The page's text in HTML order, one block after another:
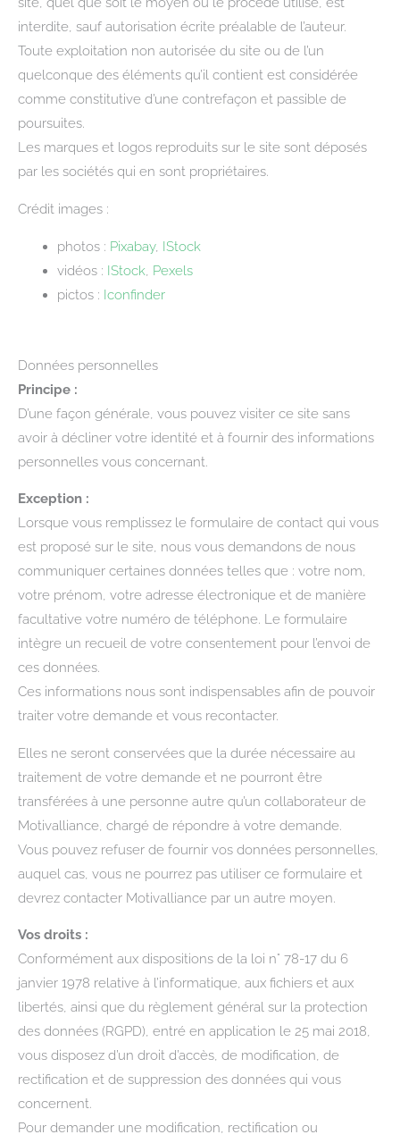
interdite, sauf autorisation écrite préalable de l’auteur.
Toute exploitation non autorisée du site ou de l’un
quelconque des éléments qu’il contient est considérée
comme constitutive d’une contrefaçon et passible de
poursuites.
Les marques et logos reproduits sur le site sont déposés
par les sociétés qui en sont propriétaires.
Crédit images :
photos : Pixabay, IStock
vidéos : IStock, Pexels
pictos : Iconfinder
Données personnelles
Principe :
D’une façon générale, vous pouvez visiter ce site sans
avoir à décliner votre identité et à fournir des informations
personnelles vous concernant.
Exception :
Lorsque vous remplissez le formulaire de contact qui vous
est proposé sur le site, nous vous demandons de nous
communiquer certaines données telles que : votre nom,
votre prénom, votre adresse électronique et de manière
facultative votre numéro de téléphone. Le formulaire
intègre un recueil de votre consentement pour l’envoi de
ces données.
Ces informations nous sont indispensables afin de pouvoir
traiter votre demande et vous recontacter.
Elles ne seront conservées que la durée nécessaire au
traitement de votre demande et ne pourront être
transférées à une personne autre qu’un collaborateur de
Motivalliance, chargé de répondre à votre demande.
Vous pouvez refuser de fournir vos données personnelles,
auquel cas, vous ne pourrez pas utiliser ce formulaire et
devrez contacter Motivalliance par un autre moyen.
Vos droits :
Conformément aux dispositions de la loi n° 78-17 du 6
janvier 1978 relative à l’informatique, aux fichiers et aux
libertés, ainsi que du règlement général sur la protection
des données (RGPD), entré en application le 25 mai 2018,
vous disposez d’un droit d’accès, de modification, de
rectification et de suppression des données qui vous
concernent.
Pour demander une modification, rectification ou